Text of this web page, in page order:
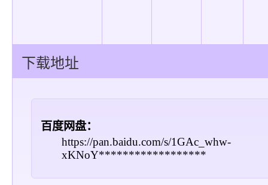
下载地址
百度网盘：
https://pan.baidu.com/s/1GAc_whw-
xKNoY******************